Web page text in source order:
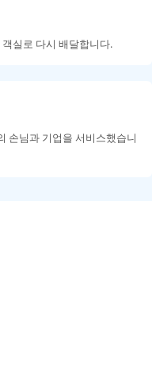
실로 다시 배달합니다.
손님과 기업을 서비스했습니